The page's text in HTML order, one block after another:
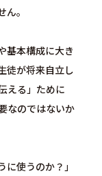
。
基本構成に大き
徒が将来自立し
える」ために
なのではないか
使うのか？」